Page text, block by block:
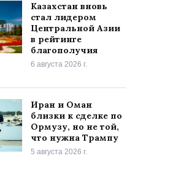
Казахстан вновь
стал лидером
Центральной Азии
в рейтинге
благополучия
6 августа 2026 г.
Иран и Оман
близки к сделке по
Ормузу, но не той,
что нужна Трампу
5 августа 2026 г.